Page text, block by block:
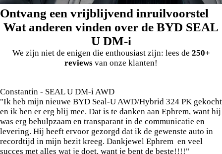
Ontvang een vrijblijvend inruilvoorstel
Wat anderen vinden over de BYD SEAL
U DM-i
We zijn niet de enigen die enthousiast zijn: lees de 250+
reviews van onze klanten!
Constantin - SEAL U DM-i AWD
"Ik heb mijn nieuwe BYD Seal-U AWD/Hybrid 324 PK gekocht
en ik ben er erg blij mee. Dat is te danken aan Ephrem, want hij
was erg behulpzaam en transparant in de communicatie en
levering. Hij heeft ervoor gezorgd dat ik de gewenste auto in
recordtijd in mijn bezit kreeg. Dankjewel Ephrem en veel
succes met alles wat je doet, want je bent de beste!!!!"